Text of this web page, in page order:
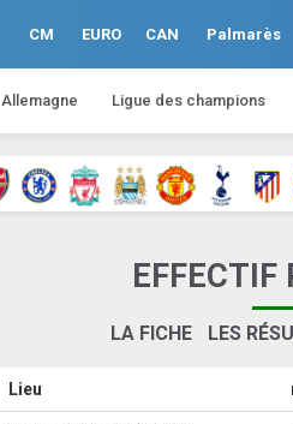
CM EURO CAN Palmarès
Allemagne Ligue des champions
EFFECTIF
LA FICHE LES
Lieu